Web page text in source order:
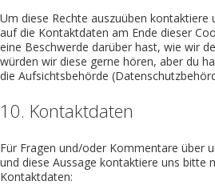
Um diese Rechte auszuüben kontaktiere
auf die Kontaktdaten am Ende dieser
eine Beschwerde darüber hast, wie wir
würden wir diese gerne hören, aber du
die Aufsichtsbehörde
10. Kontaktdaten
Für Fragen und/oder Kommentare über
und diese Aussage kontaktiere uns bitte
Kontaktdaten: